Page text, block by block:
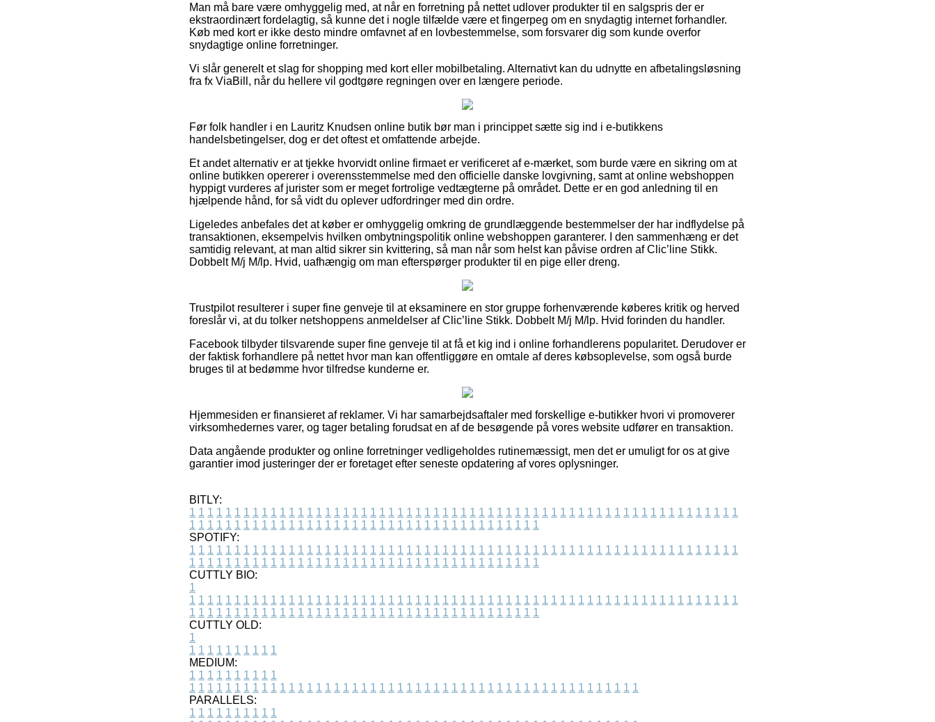
Man må bare være omhyggelig med, at når en forretning på nettet udlover produkter til en salgspris der er
ekstraordinært fordelagtig, så kunne det i nogle tilfælde være et fingerpeg om en snydagtig internet forhandler.
Køb med kort er ikke desto mindre omfavnet af en lovbestemmelse, som forsvarer dig som kunde overfor
snydagtige online forretninger.
Vi slår generelt et slag for shopping med kort eller mobilbetaling. Alternativt kan du udnytte en afbetalingsløsning
fra fx ViaBill, når du hellere vil godtgøre regningen over en længere periode.
Før folk handler i en Lauritz Knudsen online butik bør man i princippet sætte sig ind i e-butikkens
handelsbetingelser, dog er det oftest et omfattende arbejde.
Et andet alternativ er at tjekke hvorvidt online firmaet er verificeret af e-mærket, som burde være en sikring om at
online butikken opererer i overensstemmelse med den officielle danske lovgivning, samt at online webshoppen
hyppigt vurderes af jurister som er meget fortrolige vedtægterne på området. Dette er en god anledning til en
hjælpende hånd, for så vidt du oplever udfordringer med din ordre.
Ligeledes anbefales det at køber er omhyggelig omkring de grundlæggende bestemmelser der har indflydelse på
transaktionen, eksempelvis hvilken ombytningspolitik online webshoppen garanterer. I den sammenhæng er det
samtidig relevant, at man altid sikrer sin kvittering, så man når som helst kan påvise ordren af Clic’line Stikk.
Dobbelt M/j M/lp. Hvid, uafhængig om man efterspørger produkter til en pige eller dreng.
Trustpilot resulterer i super fine genveje til at eksaminere en stor gruppe forhenværende køberes kritik og herved
foreslår vi, at du tolker netshoppens anmeldelser af Clic’line Stikk. Dobbelt M/j M/lp. Hvid forinden du handler.
Facebook tilbyder tilsvarende super fine genveje til at få et kig ind i online forhandlerens popularitet. Derudover er
der faktisk forhandlere på nettet hvor man kan offentliggøre en omtale af deres købsoplevelse, som også burde
bruges til at bedømme hvor tilfredse kunderne er.
Hjemmesiden er finansieret af reklamer. Vi har samarbejdsaftaler med forskellige e-butikker hvori vi promoverer
virksomhedernes varer, og tager betaling forudsat en af de besøgende på vores website udfører en transaktion.
Data angående produkter og online forretninger vedligeholdes rutinemæssigt, men det er umuligt for os at give
garantier imod justeringer der er foretaget efter seneste opdatering af vores oplysninger.
BITLY:
1 1 1 1 1 1 1 1 1 1 1 1 1 1 1 1 1 1 1 1 1 1 1 1 1 1 1 1 1 1 1 1 1 1 1 1 1 1 1 1 1 1 1 1 1 1 1 1 1 1 1 1 1 1 1 1 1 1 1 1 1
1 1 1 1 1 1 1 1 1 1 1 1 1 1 1 1 1 1 1 1 1 1 1 1 1 1 1 1 1 1 1 1 1 1 1 1 1 1 1
SPOTIFY:
1 1 1 1 1 1 1 1 1 1 1 1 1 1 1 1 1 1 1 1 1 1 1 1 1 1 1 1 1 1 1 1 1 1 1 1 1 1 1 1 1 1 1 1 1 1 1 1 1 1 1 1 1 1 1 1 1 1 1 1 1
1 1 1 1 1 1 1 1 1 1 1 1 1 1 1 1 1 1 1 1 1 1 1 1 1 1 1 1 1 1 1 1 1 1 1 1 1 1 1
CUTTLY BIO:
1
1 1 1 1 1 1 1 1 1 1 1 1 1 1 1 1 1 1 1 1 1 1 1 1 1 1 1 1 1 1 1 1 1 1 1 1 1 1 1 1 1 1 1 1 1 1 1 1 1 1 1 1 1 1 1 1 1 1 1 1 1
1 1 1 1 1 1 1 1 1 1 1 1 1 1 1 1 1 1 1 1 1 1 1 1 1 1 1 1 1 1 1 1 1 1 1 1 1 1 1
CUTTLY OLD:
1
1 1 1 1 1 1 1 1 1 1
MEDIUM:
1 1 1 1 1 1 1 1 1 1
1 1 1 1 1 1 1 1 1 1 1 1 1 1 1 1 1 1 1 1 1 1 1 1 1 1 1 1 1 1 1 1 1 1 1 1 1 1 1 1 1 1 1 1 1 1 1 1 1 1
PARALLELS:
1 1 1 1 1 1 1 1 1 1